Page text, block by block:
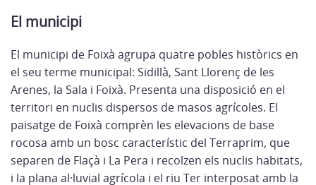
El municipi
El municipi de Foixà agrupa quatre pobles històrics en
el seu terme municipal: Sidillà, Sant Llorenç de les
Arenes, la Sala i Foixà. Presenta una disposició en el
territori en nuclis dispersos de masos agrícoles. El
paisatge de Foixà comprèn les elevacions de base
rocosa amb un bosc característic del Terraprim, que
separen de Flaçà i La Pera i recolzen els nuclis habitats,
i la plana al·luvial agrícola i el riu Ter interposat amb la